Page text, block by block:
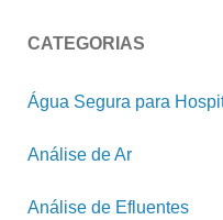
CATEGORIAS
Água Segura para
Análise de Ar
Análise de Efluentes